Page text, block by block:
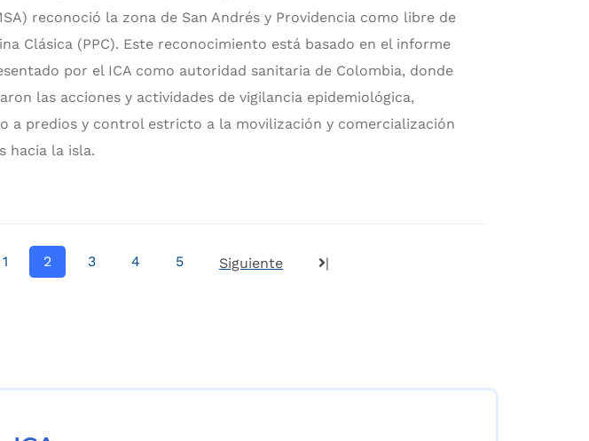
reconoció la zona de San Andrés y Providencia como libre de
Clásica (PPC). Este reconocimiento está basado en el informe
por el ICA como autoridad sanitaria de Colombia, donde
las acciones y actividades de vigilancia epidemiológica,
a predios y control estricto a la movilización y comercialización
hacia la isla.
1 2 3 4 5 Siguiente |